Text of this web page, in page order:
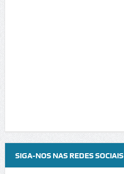
SIGA-NOS NAS REDES SOCIAIS